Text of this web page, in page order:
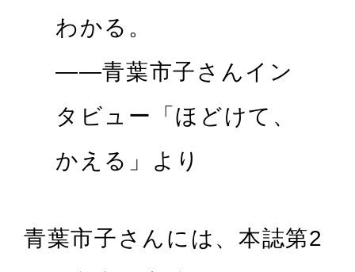
わかる。
――青葉市子さんイン
タビュー「ほどけて、
かえる」より
青葉市子さんには、本誌第2